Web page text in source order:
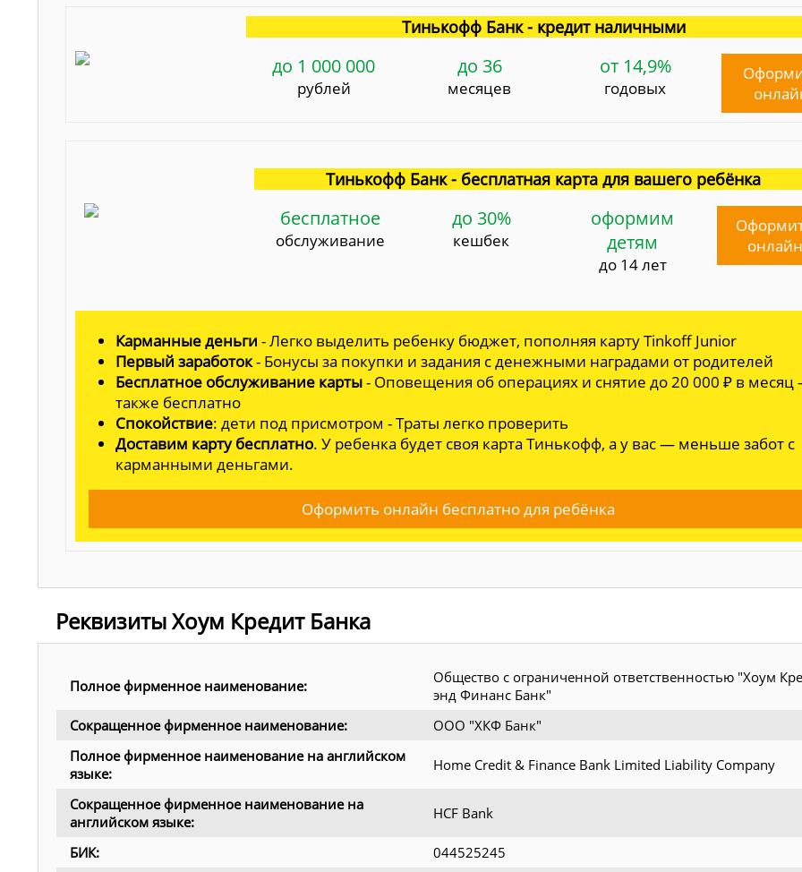
Тинькофф Банк - кредит наличными
до 1 000 000
рублей
до 36
месяцев
от 14,9%
годовых
Тинькофф Банк - бесплатная карта для вашего ребёнка
бесплатное
обслуживание
до 30%
кешбек
оформим
детям
до 14 лет
онлайн
Карманные деньги - Легко выделить ребенку бюджет, пополняя карту Tinkoff Junior
Первый заработок- Бонусы за покупки и задания с денежными наградами от родителей
Бесплатное обслуживание карты- Оповещения об операциях и снятие до 20 000 ₽ в
также бесплатно
Спокойствие: дети под присмотром - Траты легко проверить
Доставим карту бесплатно. У ребенка будет своя карта Тинькофф, а у вас — меньше забот с
карманными деньгами.
Оформить онлайн бесплатно для ребёнка
Реквизиты Хоум Кредит Банка
Полное фирменное наименование:
Общество с ограниченной ответственностью "Хоум
энд Финанс Банк"
Сокращенное фирменное наименование:
ООО "ХКФ Банк"
Полное фирменное наименование на английском
языке:
Home Credit & Finance Bank Limited Liability Company
Сокращенное фирменное наименование на
английском языке:
HCF Bank
БИК:
044525245